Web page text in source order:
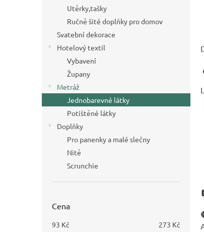
Utěrky,tašky
Ručně šité doplňky pro domov
Svatební dekorace
Hotelový textil
Vybavení
Župany
Metráž
Jednobarevné látky
Potištěné látky
Doplňky
Pro panenky a malé slečny
Nitě
Scrunchie
Cena
93 Kč 273 Kč